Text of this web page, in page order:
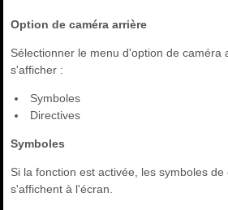
Option de caméra arrière
Sélectionner le menu d'option de caméra
s'afficher :
Symboles
Directives
Symboles
Si la fonction est activée, les symboles
s'affichent à l'écran.